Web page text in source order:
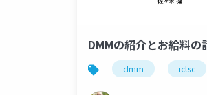
DMMの紹介とお給料の
dmm ictsc